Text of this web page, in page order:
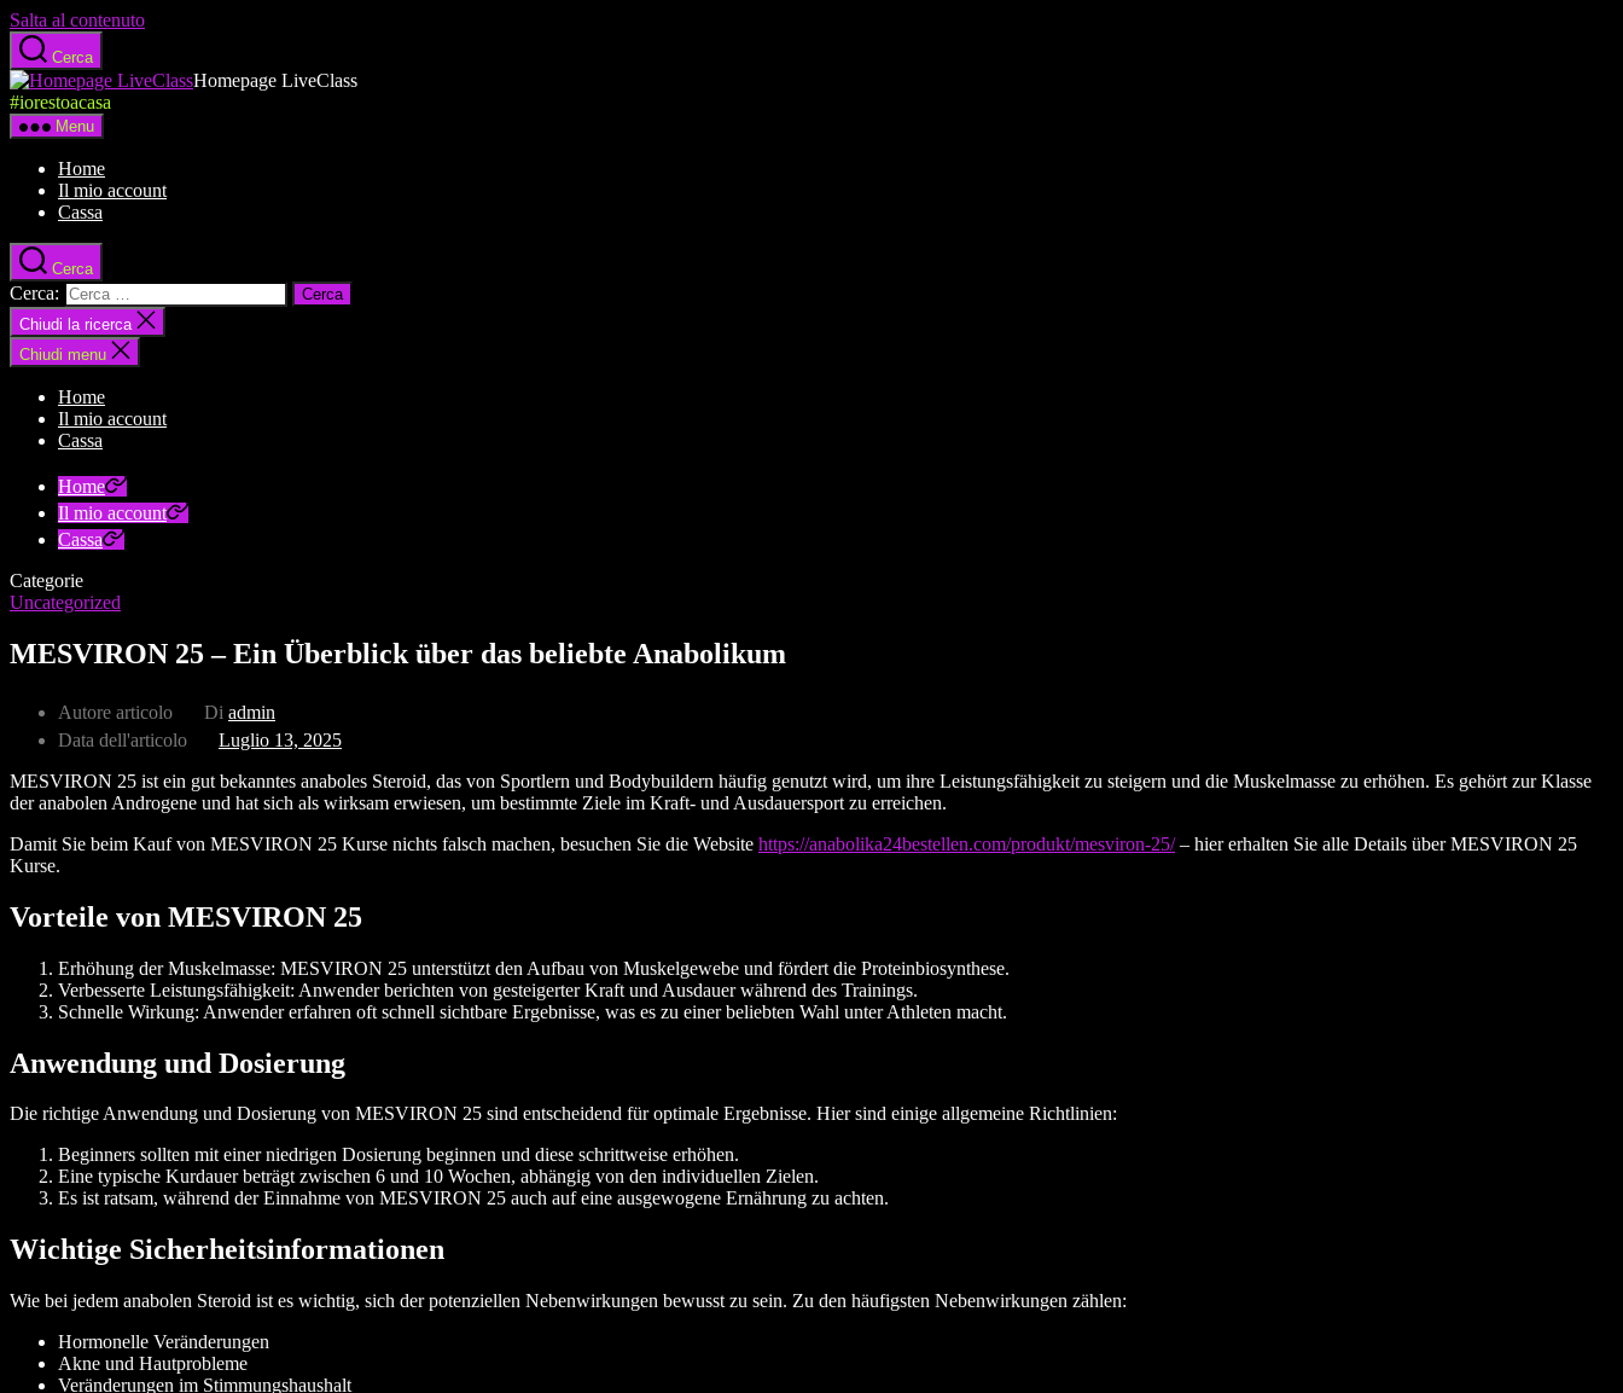
Salta al contenuto
Cerca
Homepage LiveClass
#iorestoacasa
Menu
Home
Il mio account
Cassa
Cerca
Cerca:
Chiudi la ricerca
Chiudi menu
Home
Il mio account
Cassa
Home
Il mio account
Cassa
Categorie
Uncategorized
MESVIRON 25 – Ein Überblick über das beliebte Anabolikum
Autore articolo Di admin
Data dell'articolo
Luglio 13, 2025
MESVIRON 25 ist ein gut bekanntes anaboles Steroid, das von Sportlern und Bodybuildern häufig genutzt wird, um ihre Leistungsfähigkeit zu steigern und die Muskelmasse zu erhöhen. Es gehört zur Klasse
der anabolen Androgene und hat sich als wirksam erwiesen, um bestimmte Ziele im Kraft- und Ausdauersport zu erreichen.
Damit Sie beim Kauf von MESVIRON 25 Kurse nichts falsch machen, besuchen Sie die Website https://anabolika24bestellen.com/produkt/mesviron-25/– hier erhalten Sie alle Details über MESVIRON 25
Kurse.
Vorteile von MESVIRON 25
Erhöhung der Muskelmasse: MESVIRON 25 unterstützt den Aufbau von Muskelgewebe und fördert die Proteinbiosynthese.
Verbesserte Leistungsfähigkeit: Anwender berichten von gesteigerter Kraft und Ausdauer während des Trainings.
Schnelle Wirkung: Anwender erfahren oft schnell sichtbare Ergebnisse, was es zu einer beliebten Wahl unter Athleten macht.
Anwendung und Dosierung
Die richtige Anwendung und Dosierung von MESVIRON 25 sind entscheidend für optimale Ergebnisse. Hier sind einige allgemeine Richtlinien:
Beginners sollten mit einer niedrigen Dosierung beginnen und diese schrittweise erhöhen.
Eine typische Kurdauer beträgt zwischen 6 und 10 Wochen, abhängig von den individuellen Zielen.
Es ist ratsam, während der Einnahme von MESVIRON 25 auch auf eine ausgewogene Ernährung zu achten.
Wichtige Sicherheitsinformationen
Wie bei jedem anabolen Steroid ist es wichtig, sich der potenziellen Nebenwirkungen bewusst zu sein. Zu den häufigsten Nebenwirkungen zählen:
Hormonelle Veränderungen
Akne und Hautprobleme
Veränderungen im Stimmungshaushalt